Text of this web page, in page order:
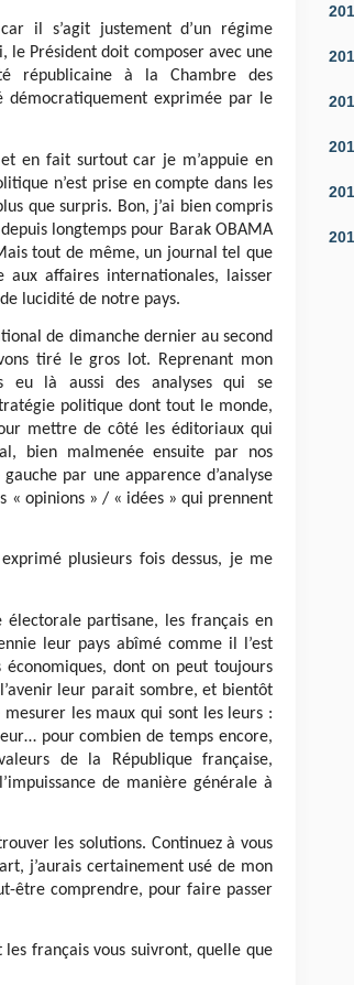
il s’agit justement d’un régime
le Président doit composer avec une
républicaine à la Chambre des
démocratiquement exprimée par le
en fait surtout car je m’appuie en
n’est prise en compte dans les
que surpris. Bon, j’ai bien compris
longtemps pour Barak OBAMA
tout de même, un journal tel que
affaires internationales, laisser
lucidité de notre pays.
de dimanche dernier au second
tiré le gros lot. Reprenant mon
eu là aussi des analyses qui se
politique dont tout le monde,
mettre de côté les éditoriaux qui
bien malmenée ensuite par nos
par une apparence d’analyse
« opinions » / « idées » qui prennent
plusieurs fois dessus, je me
électorale partisane, les français en
leur pays abîmé comme il l’est
dont on peut toujours
leur parait sombre, et bientôt
les maux qui sont les leurs :
pour combien de temps encore,
de la République française,
de manière générale à
les solutions. Continuez à vous
j’aurais certainement usé de mon
être comprendre, pour faire passer
français vous suivront, quelle que